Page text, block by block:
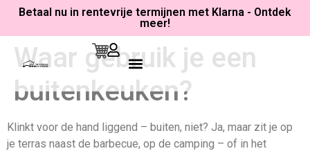
Betaal nu in rentevrije termijnen met Klarna - Ontdek
meer!
Waar gebruik je een
buitenkeuken?
Klinkt voor de hand liggend – buiten, niet? Ja, maar zit je op
je terras naast de barbecue, op de camping – of in het